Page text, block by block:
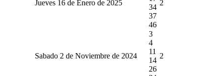
Jueves 16 de Enero de 2025
34
37
46
2
Sabado 2 de Noviembre de 2024
3
4
11
14
26
2